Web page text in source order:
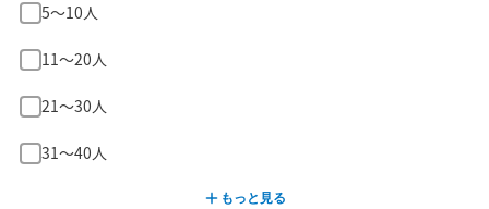
5〜10人
11〜20人
21〜30人
31〜40人
もっと見る